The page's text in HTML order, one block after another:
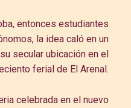
entonces estudiantes
la idea caló en un
secular ubicación en el
ferial de El Arenal.
celebrada en el nuevo